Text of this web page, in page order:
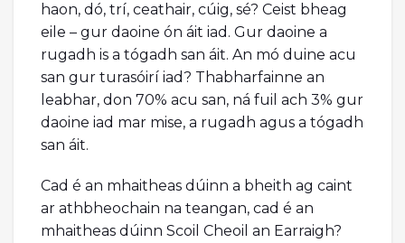
haon, dó, trí, ceathair, cúig, sé? Ceist bheag
eile – gur daoine ón áit iad. Gur daoine a
rugadh is a tógadh san áit. An mó duine acu
san gur turasóirí iad? Thabharfainne an
leabhar, don 70% acu san, ná fuil ach 3% gur
daoine iad mar mise, a rugadh agus a tógadh
san áit.
Cad é an mhaitheas dúinn a bheith ag caint
ar athbheochain na teangan, cad é an
mhaitheas dúinn Scoil Cheoil an Earraigh?